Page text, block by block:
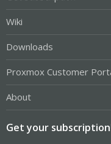
Wiki
Downloads
Proxmox Customer
About
Get your